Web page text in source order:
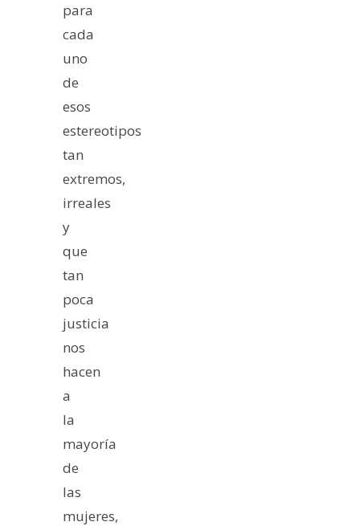
para
cada
uno
de
esos
estereotipos
tan
extremos,
irreales
y
que
tan
poca
justicia
nos
hacen
a
la
mayoría
de
las
mujeres,